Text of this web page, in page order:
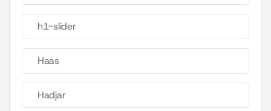
h1-slider
Haas
Hadjar